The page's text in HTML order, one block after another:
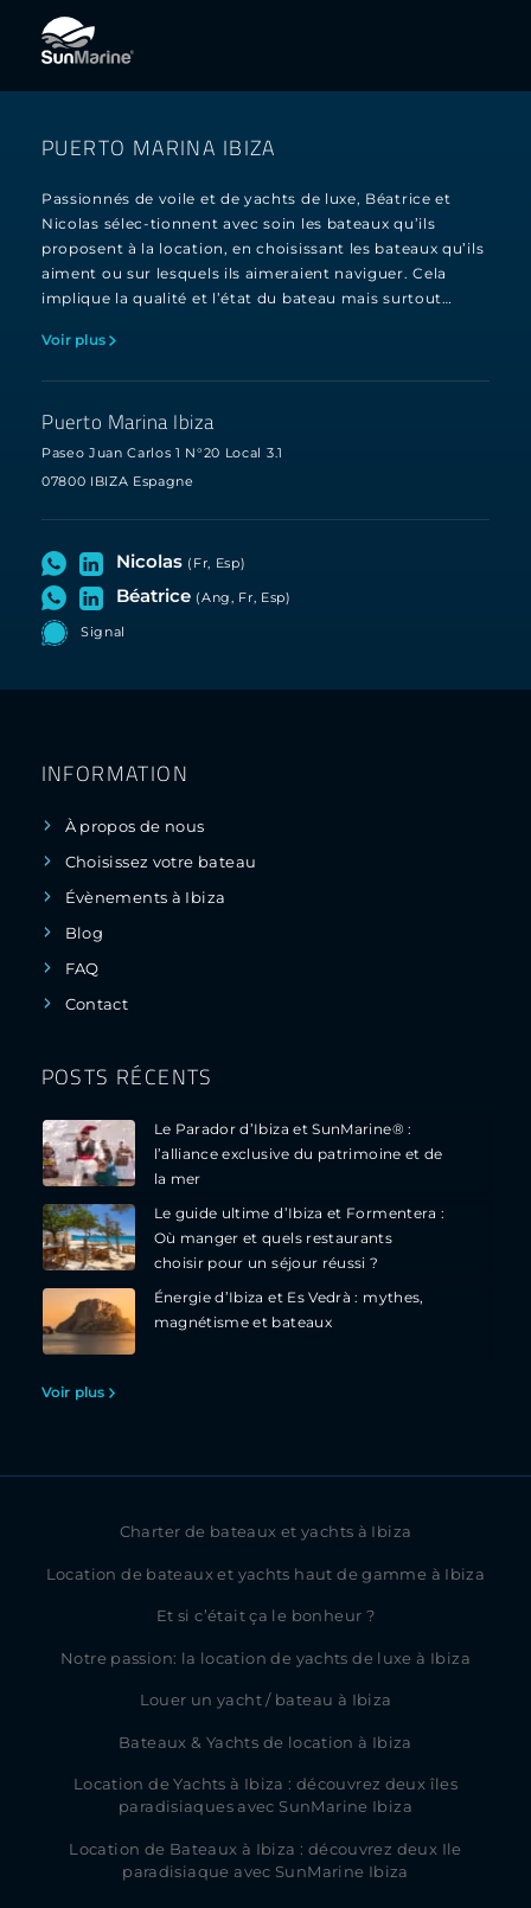
PUERTO MARINA IBIZA
Passionnés de voile et de yachts de luxe, Béatrice et
Nicolas sélec-tionnent avec soin les bateaux qu’ils
proposent à la location, en choisissant les bateaux qu’ils
aiment ou sur lesquels ils aimeraient naviguer. Cela
implique la qualité et l’état du bateau mais surtout…
Voir plus
Puerto Marina Ibiza
Paseo Juan Carlos 1 N°20 Local 3.1
07800 IBIZA Espagne
Nicolas (Fr, Esp)
Béatrice (Ang, Fr, Esp)
Signal
INFORMATION
À propos de nous
Choisissez votre bateau
Évènements à Ibiza
Blog
FAQ
Contact
POSTS RÉCENTS
Le Parador d’Ibiza et SunMarine® :
l’alliance exclusive du patrimoine et de
la mer
Le guide ultime d’Ibiza et Formentera :
Où manger et quels restaurants
choisir pour un séjour réussi ?
Énergie d’Ibiza et Es Vedrà : mythes,
magnétisme et bateaux
Voir plus
Charter de bateaux et yachts à Ibiza
Location de bateaux et yachts haut de gamme à Ibiza
Et si c’était ça le bonheur ?
Notre passion: la location de yachts de luxe à Ibiza
Louer un yacht / bateau à Ibiza
Bateaux & Yachts de location à Ibiza
Location de Yachts à Ibiza : découvrez deux îles
paradisiaques avec SunMarine Ibiza
Location de Bateaux à Ibiza : découvrez deux Ile
paradisiaque avec SunMarine Ibiza